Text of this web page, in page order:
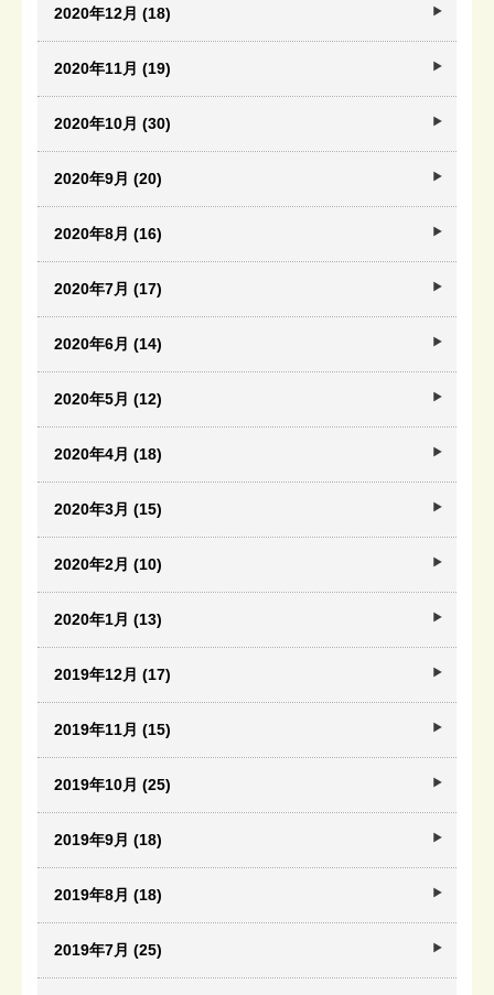
2020年12月 (18)
2020年11月 (19)
2020年10月 (30)
2020年9月 (20)
2020年8月 (16)
2020年7月 (17)
2020年6月 (14)
2020年5月 (12)
2020年4月 (18)
2020年3月 (15)
2020年2月 (10)
2020年1月 (13)
2019年12月 (17)
2019年11月 (15)
2019年10月 (25)
2019年9月 (18)
2019年8月 (18)
2019年7月 (25)